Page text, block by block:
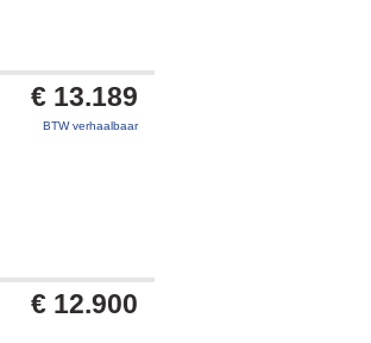
€ 13.189
BTW verhaalbaar
€ 12.900